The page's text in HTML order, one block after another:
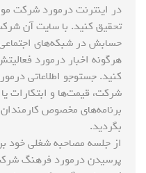
در اینترنت درمورد شرکت
تحقیق کنید. با سایت آن
حسابش در شبکه‌های
هرگونه اخبار درمورد‌
کنید. جستوجو اطلاعاتی
شرکت، قیمت‌ها و ابتکارات یا
برنامه‌های مخصوص
بگردید.
از جلسه مصاحبه شغلی خود
پرسیدن درمورد فرهنگ